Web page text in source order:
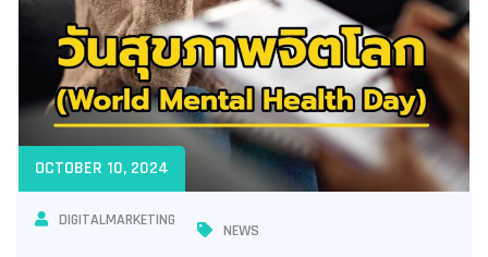
OCTOBER 10, 2024
DIGITALMARKETING
NEWS